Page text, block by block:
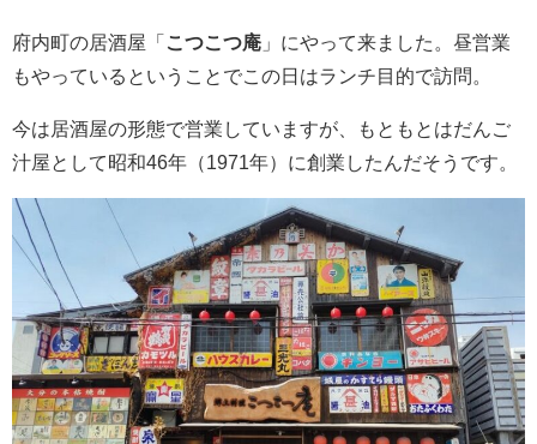
府内町の居酒屋「 こつこつ庵 」にやって来ました。昼営業
もやっているということでこの日はランチ目的で訪問。
今は居酒屋の形態で営業していますが、もともとはだんご
汁屋として昭和46年（1971年）に創業したんだそうです。